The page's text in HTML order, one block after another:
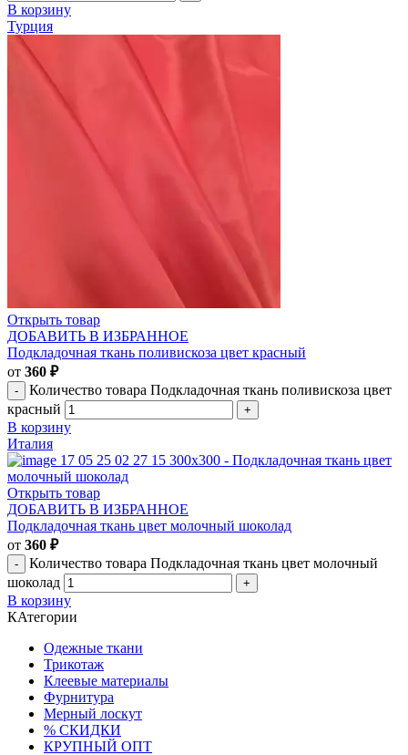
В корзину
Турция
Открыть товар
ДОБАВИТЬ В ИЗБРАННОЕ
Подкладочная ткань поливискоза цвет красный
от 360 ₽
Количество товара Подкладочная ткань поливискоза цвет
красный
В корзину
Италия
Открыть товар
ДОБАВИТЬ В ИЗБРАННОЕ
Подкладочная ткань цвет молочный шоколад
от 360 ₽
Количество товара Подкладочная ткань цвет молочный
шоколад
В корзину
КАтегории
Одежные ткани
Трикотаж
Клеевые материалы
Фурнитура
Мерный лоскут
% СКИДКИ
КРУПНЫЙ ОПТ